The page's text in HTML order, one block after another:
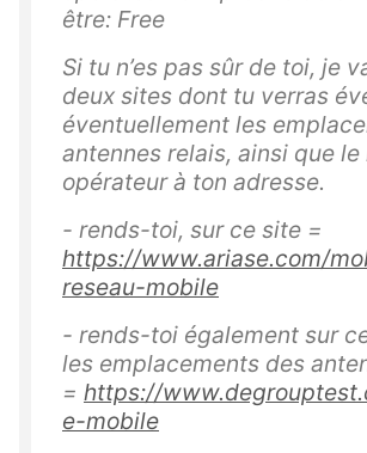
être: Free
Si tu n’es pas sûr de toi, je
deux sites dont tu verras
éventuellement les
antennes relais, ainsi que
opérateur à ton adresse.
- rends-toi, sur ce site =
https://www.ariase.com/
reseau-mobile
- rends-toi également sur
les emplacements des
= https://
e-mobile